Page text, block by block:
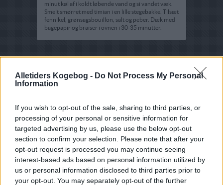
Alletiders Kogebog - Do Not Process My Personal
Information
If you wish to opt-out of the sale, sharing to third parties, or
processing of your personal or sensitive information for
targeted advertising by us, please use the below opt-out
section to confirm your selection. Please note that after your
opt-out request is processed you may continue seeing
interest-based ads based on personal information utilized by
us or personal information disclosed to third parties prior to
your opt-out. You may separately opt-out of the further
minut køl af i koldt løbende vand og si vandet væk.
Smelt smørret med timian i en lille stegebakke. Tilsæt
fennikel, grønsagsbouillon, salt og peber. Dæk med
bagepapir og braiser i ovnen i 30-35 minutter.